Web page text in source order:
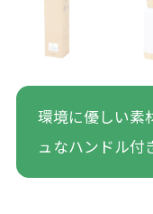
環境に優しい素
ュなハンドル付